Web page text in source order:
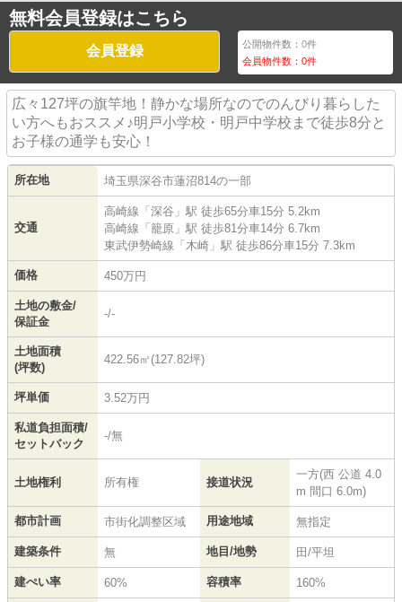
無料会員登録はこちら
会員登録 公開物件数：0件
会員物件数：0件
広々127坪の旗竿地！静かな場所なのでのんびり暮らした
い方へもおススメ♪明戸小学校・明戸中学校まで徒歩8分と
お子様の通学も安心！
所在地 埼玉県深谷市蓮沼814の一部
交通
高崎線 「深谷 」駅 徒歩65分車15分 5.2km
高崎線 「籠原 」駅 徒歩81分車14分 6.7km
東武伊勢崎線 「木崎 」駅 徒歩86分車15分 7.3km
価格 450万円
土地の敷金/
保証金
-/-
土地面積
(坪数)
422.56㎡(127.82坪)
坪単価 3.52万円
私道負担面積/
セットバック
-/無
土地権利 所有権 接道状況
一方(西 公道 4.0
m 間口 6.0m)
都市計画 市街化調整区域 用途地域 無指定
建築条件 無 地目/地勢 田/平坦
建ぺい率 60% 容積率 160%